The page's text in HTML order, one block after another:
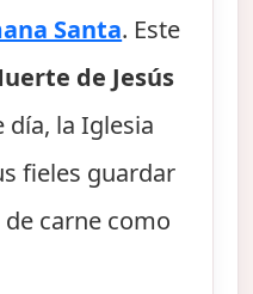
Santa. Este
de Jesús
día, la Iglesia
fieles guardar
carne como